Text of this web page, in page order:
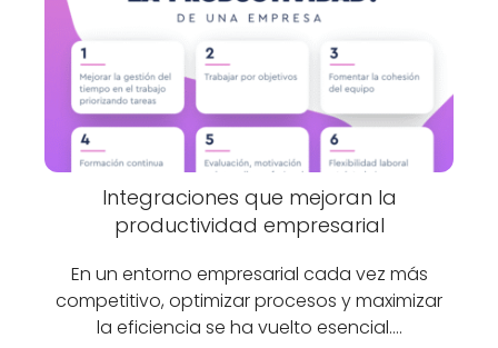
Integraciones que mejoran la
productividad empresarial
En un entorno empresarial cada vez más
competitivo, optimizar procesos y maximizar
la eficiencia se ha vuelto esencial.…